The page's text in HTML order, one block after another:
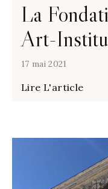
La
Art-
17 mai 2021
Lire L'article